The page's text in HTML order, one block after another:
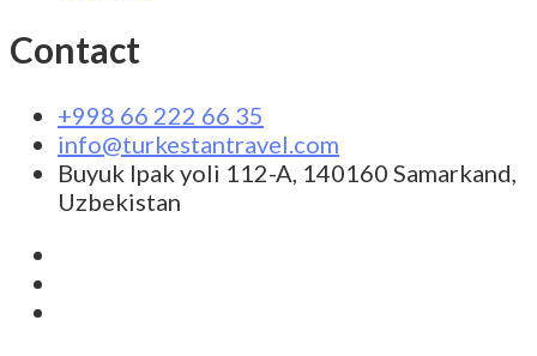
Contact
+998 66 222 66 35
info@turkestantravel.com
Buyuk Ipak yoli 112-A, 140160 Samarkand,
Uzbekistan